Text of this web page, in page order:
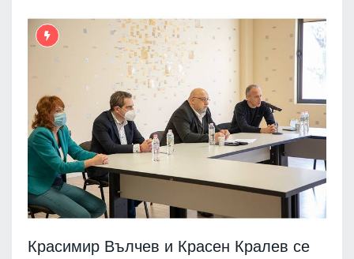
Красимир Вълчев и Красен Кралев се